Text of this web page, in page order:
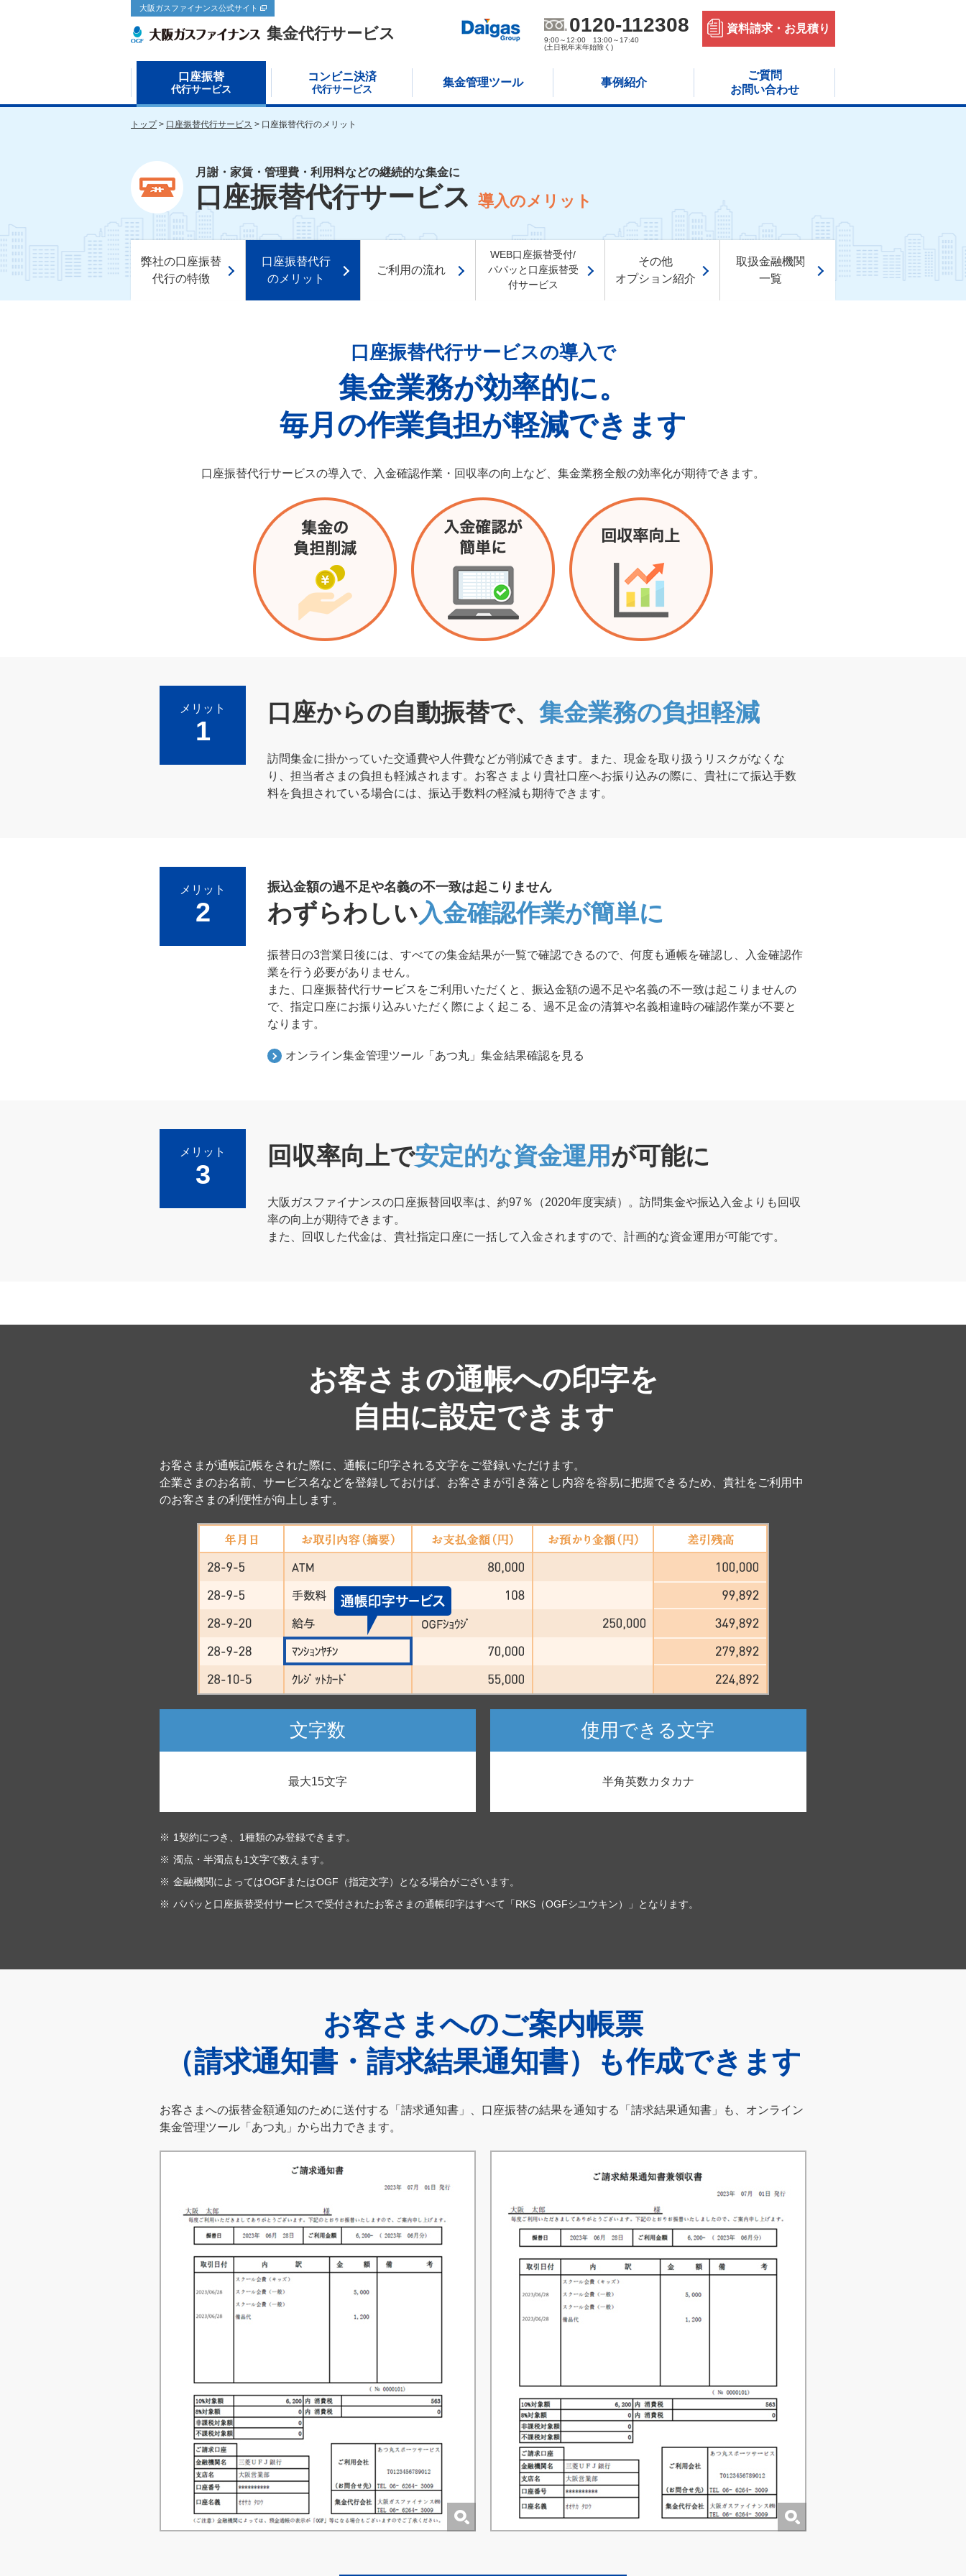
集金代行サービス
大阪ガスファイナンス公式サイト
0120-112308
9:00～12:00 13:00～17:40
(土日祝年末年始除く)
資料請求・ お見積り
口座振替
代行サービス
コンビニ決済
代行サービス
集金管理ツール 事例紹介
ご質問
お問い合わせ
トップ 口座振替代行サービス 口座振替代行のメリット
月謝・家賃・管理費・利用料などの継続的な集金に
口座振替代行サービス 導入のメリット
弊社の口座振替
代行の特徴
口座振替代行
のメリット
ご利用の流れ
WEB口座振替受付/
パパッと口座振替受
付サービス
その他
オプション紹介
取扱金融機関
一覧
口座振替代行サービスの導入で
集金業務が効率的に。
毎月の作業負担が軽減できます
口座振替代行サービスの導入で、入金確認作業・回収率の向上など、集金業務全般の効率化が期待できます。
メリット
1
口座からの自動振替で、 集金業務の負担軽減
訪問集金に掛かっていた交通費や人件費などが削減できます。また、現金を取り扱うリスクがなくな
り、担当者さまの負担も軽減されます。お客さまより貴社口座へお振り込みの際に、貴社にて振込手数
料を負担されている場合には、振込手数料の軽減も期待できます。
メリット
2
振込金額の過不足や名義の不一致は起こりません
わずらわしい入金確認作業が簡単に
振替日の3営業日後には、すべての集金結果が一覧で確認できるので、何度も通帳を確認し、入金確認作
業を行う必要がありません。
また、口座振替代行サービスをご利用いただくと、振込金額の過不足や名義の不一致は起こりませんの
で、指定口座にお振り込みいただく際によく起こる、過不足金の清算や名義相違時の確認作業が不要と
なります。
オンライン集金管理ツール「あつ丸」集金結果確認を見る
メリット
3
回収率向上で安定的な資金運用が可能に
大阪ガスファイナンスの口座振替回収率は、約97％（2020年度実績）。訪問集金や振込入金よりも回収
率の向上が期待できます。
また、回収した代金は、貴社指定口座に一括して入金されますので、計画的な資金運用が可能です。
お客さまの通帳への印字を
自由に設定できます
お客さまが通帳記帳をされた際に、通帳に印字される文字をご登録いただけます。
企業さまのお名前、サービス名などを登録しておけば、お客さまが引き落とし内容を容易に把握できるため、貴社をご利用中
のお客さまの利便性が向上します。
文字数
最大15文字
使用できる文字
半角英数カタカナ
1契約につき、1種類のみ登録できます。
濁点・半濁点も1文字で数えます。
金融機関によってはOGFまたはOGF（指定文字）となる場合がございます。
パパッと口座振替受付サービスで受付されたお客さまの通帳印字はすべて「RKS（OGFシユウキン）」となります。
お客さまへのご案内帳票
（請求通知書・請求結果通知書）も作成できます
お客さまへの振替金額通知のために送付する「請求通知書」、口座振替の結果を通知する「請求結果通知書」も、オンライン
集金管理ツール「あつ丸」から出力できます。